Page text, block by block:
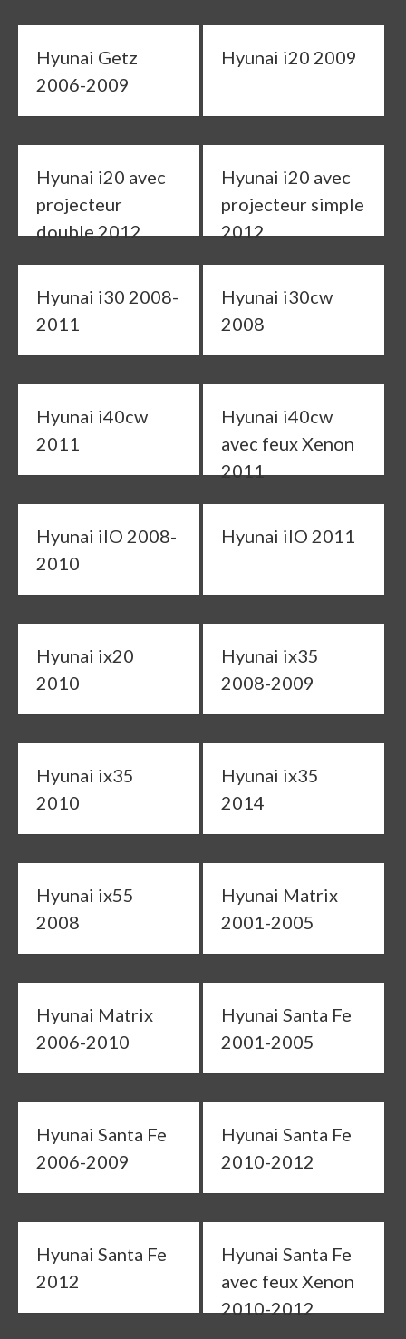
Hyunai Getz
2006-2009
Hyunai i20 2009
Hyunai i20 avec
projecteur
double 2012
Hyunai i20 avec
projecteur simple
2012
Hyunai i30 2008-
2011
Hyunai i30cw
2008
Hyunai i40cw
2011
Hyunai i40cw
avec feux Xenon
2011
Hyunai ilO 2008-
2010
Hyunai ilO 2011
Hyunai ix20
2010
Hyunai ix35
2008-2009
Hyunai ix35
2010
Hyunai ix35
2014
Hyunai ix55
2008
Hyunai Matrix
2001-2005
Hyunai Matrix
2006-2010
Hyunai Santa Fe
2001-2005
Hyunai Santa Fe
2006-2009
Hyunai Santa Fe
2010-2012
Hyunai Santa Fe
2012
Hyunai Santa Fe
avec feux Xenon
2010-2012